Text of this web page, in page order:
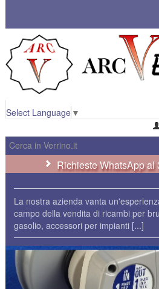
Select Language ▼
Richieste WhatsApp al
La nostra azienda vanta
campo della vendita di ricambi per
gasolio, accessori per impianti [...]